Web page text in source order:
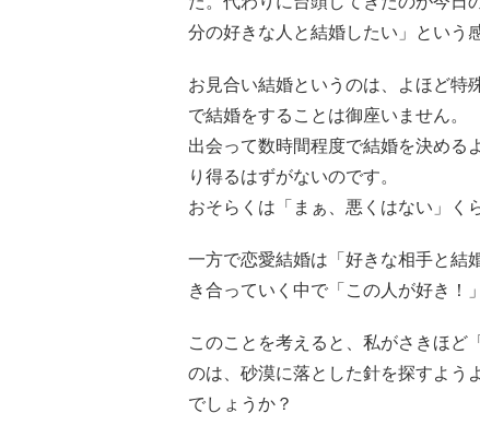
分の好きな人と結婚したい」という
お見合い結婚というのは、よほど特
で結婚をすることは御座いません。
出会って数時間程度で結婚を決める
り得るはずがないのです。
おそらくは「まぁ、悪くはない」く
一方で恋愛結婚は「好きな相手と結
き合っていく中で「この人が好き！
このことを考えると、私がさきほど
のは、砂漠に落とした針を探すよう
でしょうか？